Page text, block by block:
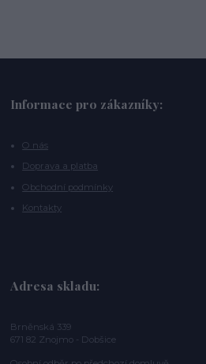
Informace pro zákazníky:
O nás
Doprava a platba
Obchodní podmínky
Kontakty
Adresa skladu:
Brněnská 339
671 82 Znojmo - Dobšice